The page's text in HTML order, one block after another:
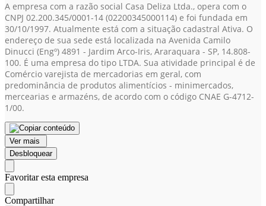
A empresa com a razão social Casa Deliza Ltda., opera com o
CNPJ 02.200.345/0001-14 (02200345000114) e foi fundada em
30/10/1997. Atualmente está com a situação cadastral Ativa. O
endereço de sua sede está localizada na Avenida Camilo
Dinucci (Engº) 4891 - Jardim Arco-Iris, Araraquara - SP, 14.808-
100. É uma empresa do tipo LTDA. Sua atividade principal é de
Comércio varejista de mercadorias em geral, com
predominância de produtos alimentícios - minimercados,
mercearias e armazéns, de acordo com o código CNAE G-4712-
1/00.
Ver mais
Desbloquear
Favoritar esta empresa
Compartilhar